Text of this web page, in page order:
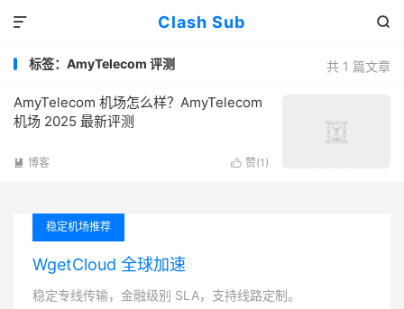
Clash Sub 

共 1 篇文章
标签：AmyTelecom 评测
AmyTelecom 机场怎么样？AmyTelecom
机场 2025 最新评测
 赞(1 )
 博客
稳定机场推荐
WgetCloud 全球加速
稳定专线传输，金融级别 SLA，支持线路定制。